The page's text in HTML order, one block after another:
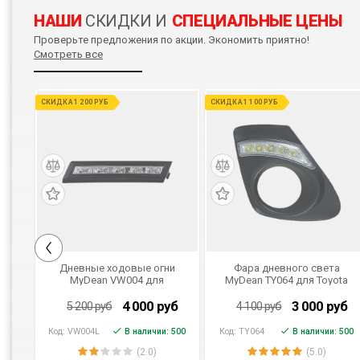
НАШИ СКИДКИ И СПЕЦИАЛЬНЫЕ ЦЕНЫ
Проверьте предложения по акции. Экономить приятно!
Смотреть все
Дневные ходовые огни
MyDean VW004 для
2009)
5 200руб 4 000 руб
Код: VW004L В наличии: 500
(2.0)
СКИДКА 1 100 РУБ
Фара дневного света
MyDean TY064 для Toyota
4 100руб 3 000 руб
Код: TY064 В наличии: 500
(5.0)